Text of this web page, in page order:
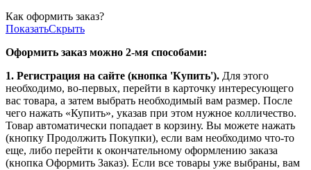
Как оформить заказ?
ПоказатьСкрыть
Оформить заказ можно 2-мя способами:
1. Регистрация на сайте (кнопка 'Купить'). Для этого
необходимо, во-первых, перейти в карточку интересующего
вас товара, а затем выбрать необходимый вам размер. После
чего нажать «Купить», указав при этом нужное колличество.
Товар автоматически попадает в корзину. Вы можете нажать
(кнопку Продолжить Покупки), если вам необходимо что-то
еще, либо перейти к окончательному оформлению заказа
(кнопка Оформить Заказ). Если все товары уже выбраны, вам